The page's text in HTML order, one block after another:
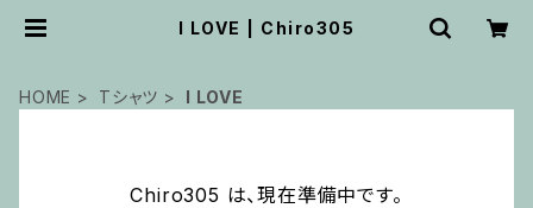
I LOVE | Chiro305
HOME Tシャツ I LOVE
Chiro305 は、現在準備中です。